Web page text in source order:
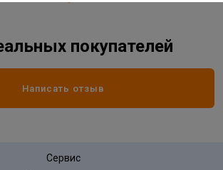
покупателей
Написать отзыв
Сервис